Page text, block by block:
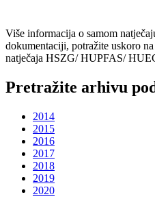
Više informacija o samom
dokumentaciji, potražite uskoro
natječaja HSZG/ HUPFAS/
Pretražite arhivu
2014
2015
2016
2017
2018
2019
2020